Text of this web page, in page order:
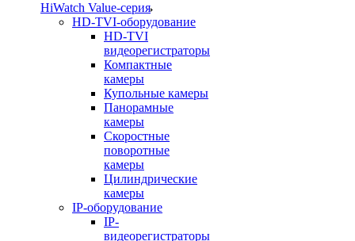
HiWatch Value-серия
HD-TVI-оборудование
HD-TVI
видеорегистраторы
Компактные
камеры
Купольные камеры
Панорамные
камеры
Скоростные
поворотные
камеры
Цилиндрические
камеры
IP-оборудование
IP-
видеорегистраторы